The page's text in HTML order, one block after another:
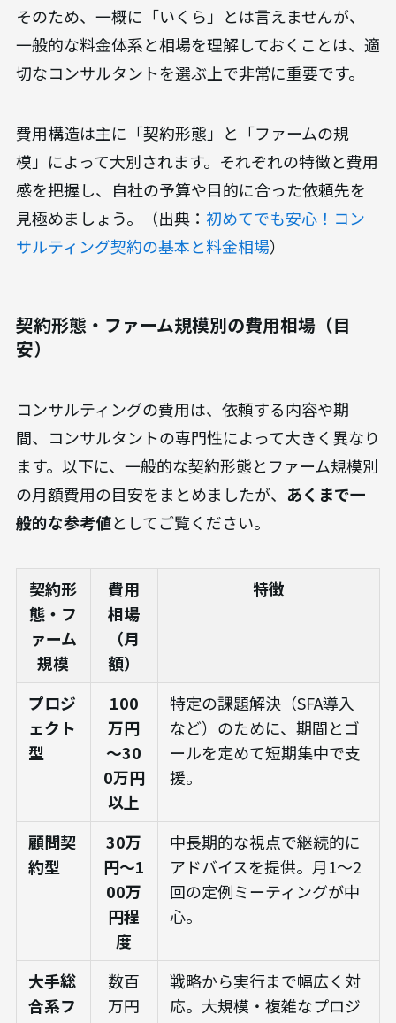
そのため、一概に「いくら」とは言えませんが、
一般的な料金体系と相場を理解しておくことは、適
切なコンサルタントを選ぶ上で非常に重要です。
費用構造は主に「契約形態」と「ファームの規
模」によって大別されます。それぞれの特徴と費用
感を把握し、自社の予算や目的に合った依頼先を
見極めましょう。（出典： 初めてでも安心！コン
サルティング契約の基本と料金相場）
契約形態・ファーム規模別の費用相場（目
安）
コンサルティングの費用は、依頼する内容や期
間、コンサルタントの専門性によって大きく異なり
ます。以下に、一般的な契約形態とファーム規模別
の月額費用の目安をまとめましたが、 あくまで一
般的な参考値としてご覧ください。
契約形
態・フ
ァーム
規模
費用
相場
（月
額）
特徴
プロジ
ェクト
型
100
万円
～30
0万円
以上
特定の課題解決（SFA導入
など）のために、期間とゴ
ールを定めて短期集中で支
援。
顧問契
約型
30万
円～1
00万
円程
度
中長期的な視点で継続的に
アドバイスを提供。月1〜2
回の定例ミーティングが中
心。
大手総
合系フ
数百
万円
戦略から実行まで幅広く対
応。大規模・複雑なプロジ